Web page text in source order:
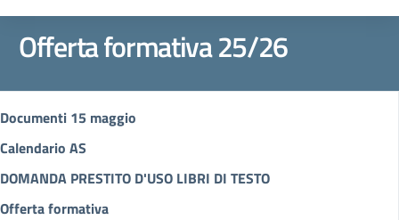
Offerta formativa 25/26
Documenti 15 maggio
Calendario AS
DOMANDA PRESTITO D'USO LIBRI DI TESTO
Offerta formativa